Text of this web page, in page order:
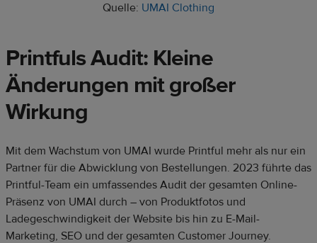
Quelle: UMAI Clothing
Printfuls Audit: Kleine
Änderungen mit großer
Wirkung
Mit dem Wachstum von UMAI wurde Printful mehr als nur ein
Partner für die Abwicklung von Bestellungen. 2023 führte das
Printful-Team ein umfassendes Audit der gesamten Online-
Präsenz von UMAI durch – von Produktfotos und
Ladegeschwindigkeit der Website bis hin zu E-Mail-
Marketing, SEO und der gesamten Customer Journey.